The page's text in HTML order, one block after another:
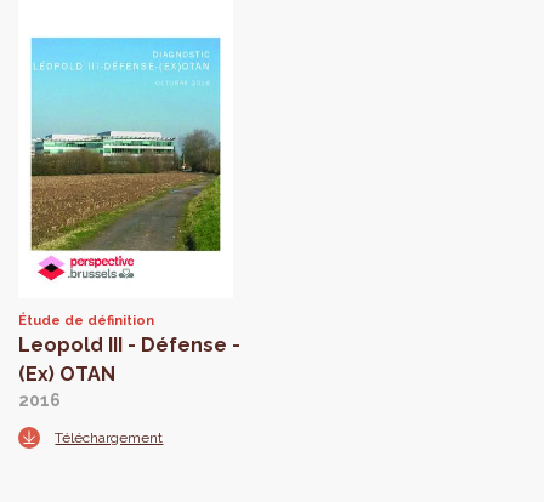
Étude de définition
Leopold III - Défense -
(Ex) OTAN
2016
Téléchargement